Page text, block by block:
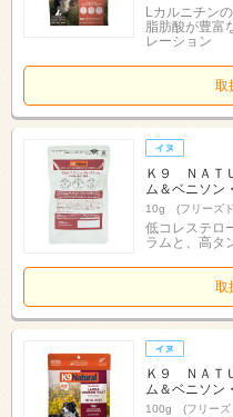
Lカルニチン
脂肪酸が豊富
レーション
取
Ｋ９ ＮＡＴ
ム＆ベニソン
10g (フリーズ
低コレステロ
ラムと、高タ
取
Ｋ９ ＮＡＴ
ム＆ベニソン
100g (フリーズ